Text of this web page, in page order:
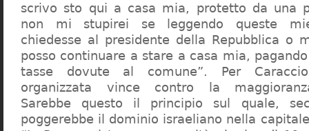
scrivo sto qui a casa mia, protetto da una
non mi stupirei se leggendo queste
chiedesse al presidente della Repubblica o
posso continuare a stare a casa mia,
tasse dovute al comune”. Per
organizzata vince contro la
Sarebbe questo il principio sul quale,
poggerebbe il dominio israeliano nella